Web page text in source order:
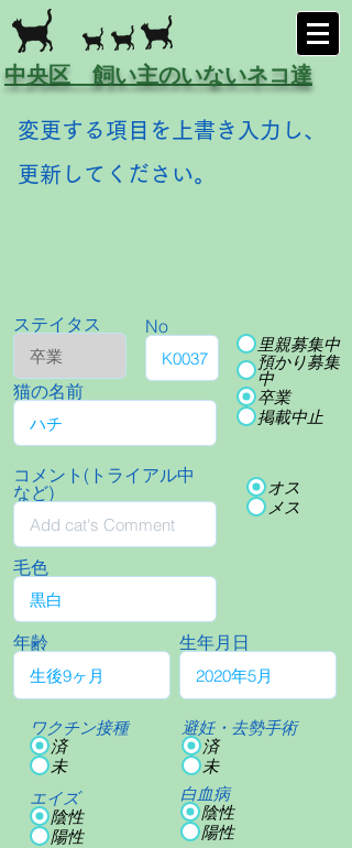
中央区 飼い主のいないネコ達
変更する項目を上書き入力し、
更新してください。
ステイタス No
猫の名前
里親募集中
預かり募集
中
卒業
掲載中止
コメント(トライアル中
など)
オス
メス
毛色
年齢
ワクチン接種
済
未
エイズ
陰性
陽性
生年月日
避妊・去勢手術
済
未
白血病
陰性
陽性